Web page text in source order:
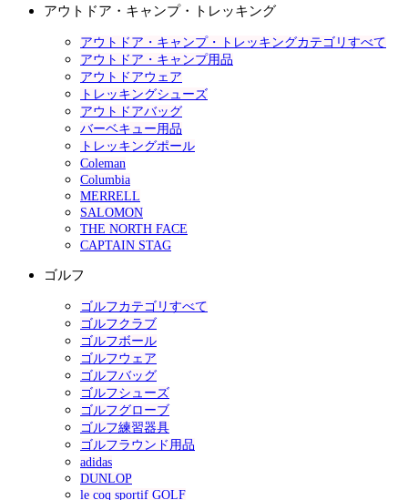
アウトドア・キャンプ・トレッキング
アウトドア・キャンプ・トレッキングカテゴリすべて
アウトドア・キャンプ用品
アウトドアウェア
トレッキングシューズ
アウトドアバッグ
バーベキュー用品
トレッキングポール
Coleman
Columbia
MERRELL
SALOMON
THE NORTH FACE
CAPTAIN STAG
ゴルフ
ゴルフカテゴリすべて
ゴルフクラブ
ゴルフボール
ゴルフウェア
ゴルフバッグ
ゴルフシューズ
ゴルフグローブ
ゴルフ練習器具
ゴルフラウンド用品
adidas
DUNLOP
le coq sportif GOLF